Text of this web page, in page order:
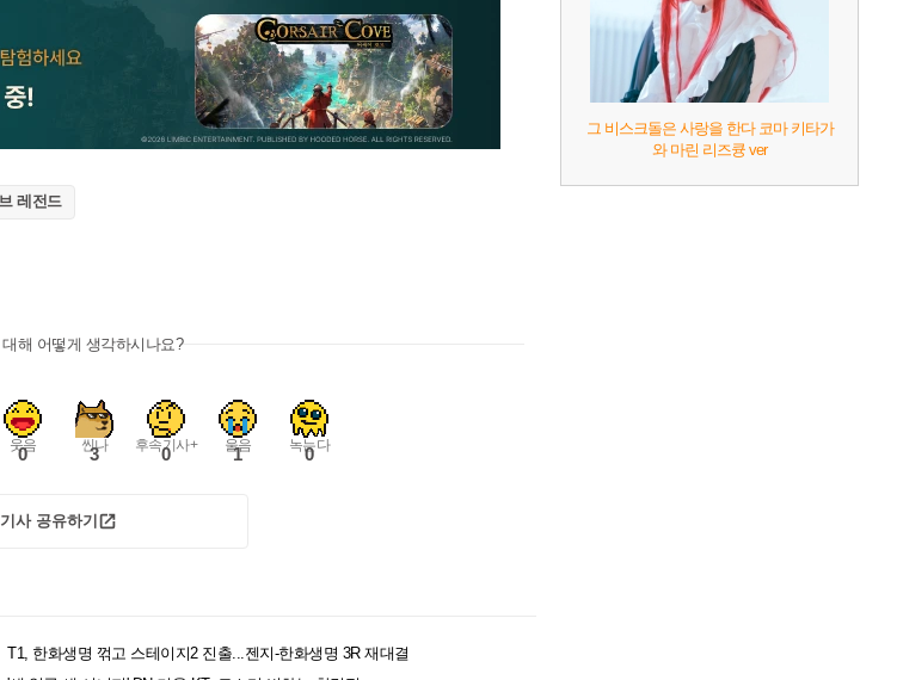
레전드
해 어떻게 생각하시나요?
웃음
0 씬나
3 후속기사+
0 울음
1 녹는다
0
기사 공유하기
T1, 한화생명 꺾고 스테이지2 진출...젠지-한화생명 3R 재대결
그 비스크돌은 사랑을 한다 코마 키타가
와 마린 리즈큥 ver